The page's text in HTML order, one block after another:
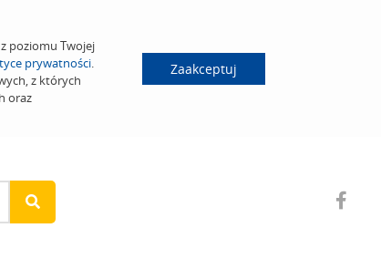
poziomu Twojej
prywatności.
z których
oraz
Zaakceptuj